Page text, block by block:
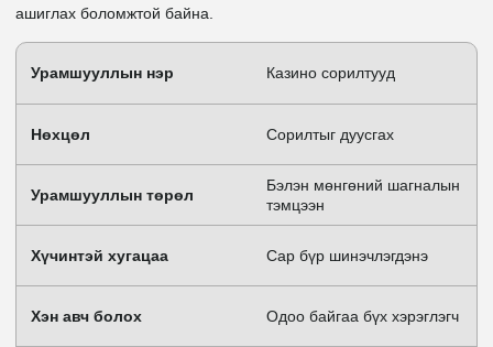
ашиглах боломжтой байна.
Урамшууллын нэр Казино сорилтууд
Нөхцөл Сорилтыг дуусгах
Урамшууллын төрөл
Бэлэн мөнгөний шагналын
тэмцээн
Хүчинтэй хугацаа Сар бүр шинэчлэгдэнэ
Хэн авч болох Одоо байгаа бүх хэрэглэгч